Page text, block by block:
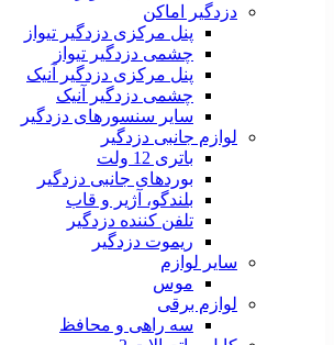
دزدگیر اماکن
پنل مرکزی دزدگیر تیواز
چشمی دزدگیر تیواز
پنل مرکزی دزدگیر آنیک
چشمی دزدگیر آنیک
سایر سنسورهای دزدگیر
لوازم جانبی دزدگیر
باتری 12 ولت
بوردهای جانبی دزدگیر
بلندگو، آژیر و قاب
تلفن کننده دزدگیر
ریموت دزدگیر
سایر لوازم
موس
لوازم برقی
سه راهی و محافظ